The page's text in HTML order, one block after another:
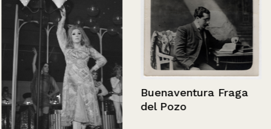
Buenaventura Fraga
del Pozo